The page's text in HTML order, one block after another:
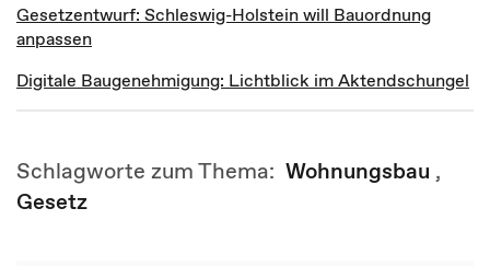
Gesetzentwurf: Schleswig-Holstein will Bauordnung
anpassen
Digitale Baugenehmigung: Lichtblick im Aktendschungel
Schlagworte zum Thema: Wohnungsbau ,
Gesetz